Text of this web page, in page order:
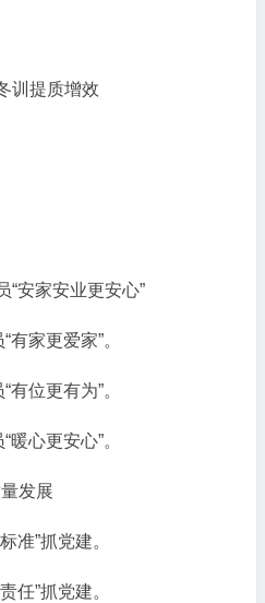
训提质增效
“安家安业更安心”
有家更爱家”。
有位更有为”。
暖心更安心”。
发展
准”抓党建。
任”抓党建。